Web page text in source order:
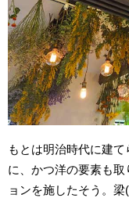
もとは明治時代に建
に、かつ洋の要素も
ョンを施したそう。